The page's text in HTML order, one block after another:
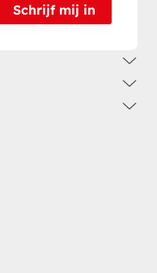
Schrijf mij in